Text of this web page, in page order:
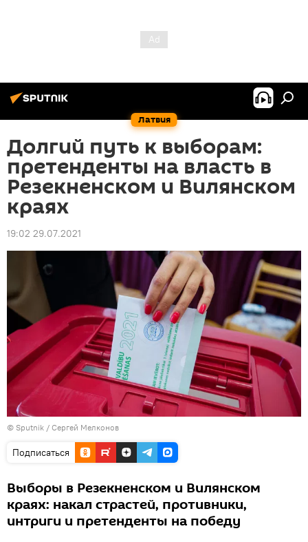
Латвия
Долгий путь к выборам:
претенденты на власть в
Резекненском и Вилянском
краях
19:02 29.07.2021
© Sputnik / Сергей Мелконов
Подписаться
Выборы в Резекненском и Вилянском
краях: накал страстей, противники,
интриги и претенденты на победу